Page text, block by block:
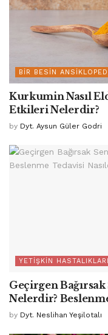
BIR BESIN
Kurkumin Nasıl
Etkileri Nelerdir?
by Dyt. Aysun Güler Godri
YETIŞKIN
Geçirgen
Nelerdir?
by Dyt. Neslihan Yeşilotalı